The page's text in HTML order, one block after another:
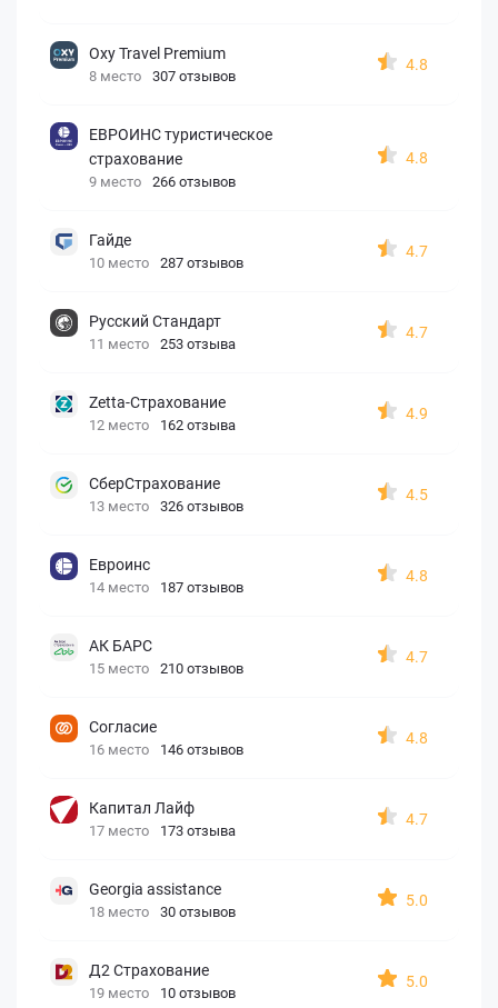
Oxy Travel Premium
8 место 307 отзывов
4.8
ЕВРОИНС туристическое
страхование
9 место 266 отзывов
4.8
Гайде
10 место 287 отзывов
4.7
Русский Стандарт
11 место 253 отзыва
4.7
Zetta-Страхование
12 место 162 отзыва
4.9
СберСтрахование
13 место 326 отзывов
4.5
Евроинс
14 место 187 отзывов
4.8
АК БАРС
15 место 210 отзывов
4.7
Согласие
16 место 146 отзывов
4.8
Капитал Лайф
17 место 173 отзыва
4.7
Georgia assistance
18 место 30 отзывов
5.0
Д2 Страхование
19 место 10 отзывов
5.0